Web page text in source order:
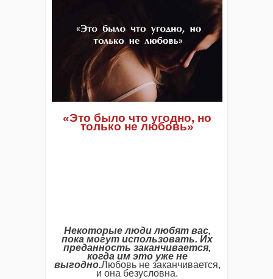
«Это было что угодно, но
только не любовь»
Некоторые люди любят вас,
пока могут использовать. Их
преданность заканчивается,
когда им это уже не
выгодно.Любовь не заканчивается,
и она безусловна.